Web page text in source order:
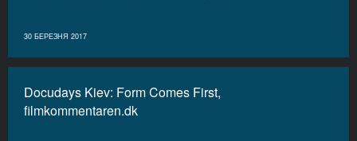
30 БЕРЕЗНЯ 2017
Docudays Kiev: Form Comes First,
filmkommentaren.dk